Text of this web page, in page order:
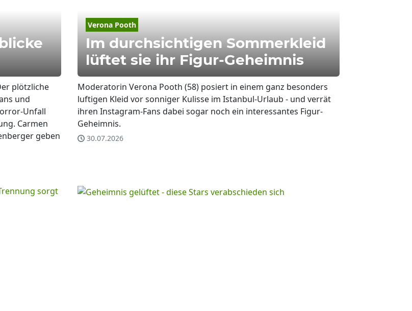
plötzliche
und
Unfall
Carmen
geben
Verona Pooth
Im durchsichtigen Sommerkleid
lüftet sie ihr Figur-Geheimnis
Moderatorin Verona Pooth (58) posiert in einem ganz besonders
luftigen Kleid vor sonniger Kulisse im Istanbul-Urlaub - und verrät
ihren Instagram-Fans dabei sogar noch ein interessantes Figur-
Geheimnis.
30.07.2026